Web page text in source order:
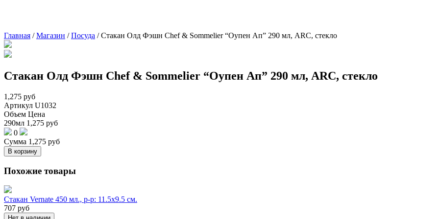
Главная /Магазин /Посуда /Стакан Олд Фэшн Chef & Sommelier “Оупен Ап” 290 мл, ARC, стекло
Стакан Олд Фэшн Chef & Sommelier “Оупен Ап” 290 мл, ARC, стекло
1,275 руб
Артикул U1032
Объем Цена
290мл 1,275 руб
0
Сумма 1,275 руб
В корзину
Похожие товары
Стакан Vernate 450 мл., р-р: 11.5х9.5 см.
707 руб